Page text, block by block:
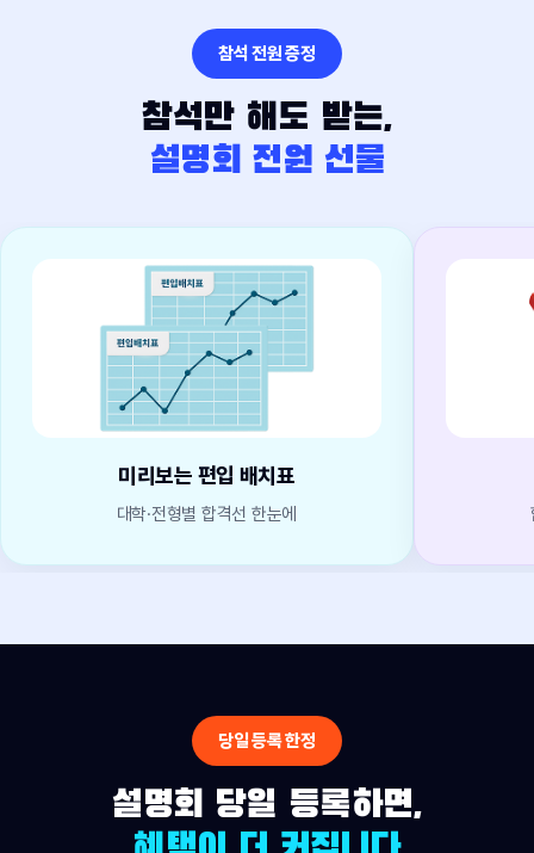
참석 전원 증정
참석만 해도 받는,
설명회 전원 선물
미리보는 편입 배치표
대학·전형별 합격선 한눈에
당일 등록 한정
설명회 당일 등록하면,